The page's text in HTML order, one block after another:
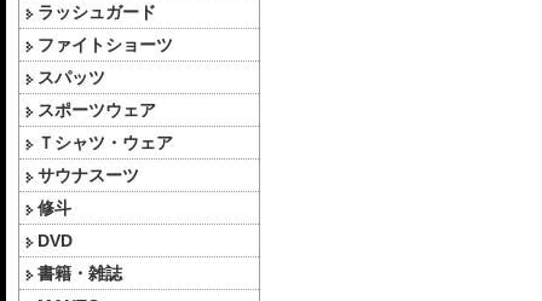
ラッシュガード
ファイトショーツ
スパッツ
スポーツウェア
Ｔシャツ・ウェア
サウナスーツ
修斗
DVD
書籍・雑誌